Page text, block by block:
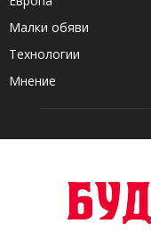
Малки обяви
Технологии
Мнение